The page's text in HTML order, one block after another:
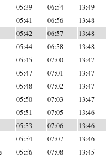
05:39 06:54 13:49
05:41 06:56 13:48
05:42 06:57 13:48
05:44 06:58 13:48
05:45 07:00 13:47
05:47 07:01 13:47
05:48 07:02 13:47
05:50 07:03 13:47
05:51 07:05 13:46
05:53 07:06 13:46
05:54 07:07 13:46
05:56 07:08 13:45